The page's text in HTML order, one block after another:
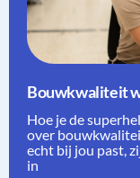
Bouwkwaliteit
Hoe je de
over
echt bij jou past,
in